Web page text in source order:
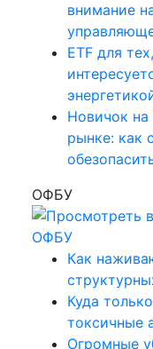
внимание
ETF для
Новичок
рынке: как
ОФБУ
Как
Куда
токсичные
Огромные